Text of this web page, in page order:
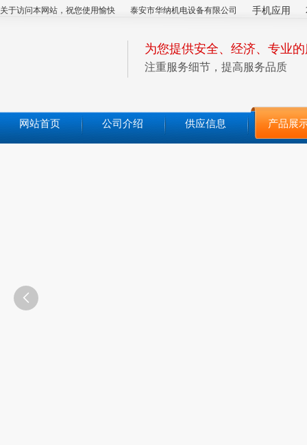
关于访问本网站，祝您使用愉快 泰安市华纳机电设备有限公司 手机应用
为您提供安全、经济、专业
注重服务细节，提高服务品质
网站首页 公司介绍 供应信息 产品展
